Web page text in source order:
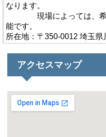
なります。
現場によっては、希望
能です。
所在地：〒350-0012 埼玉県
アクセスマップ